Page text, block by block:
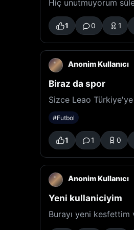
Hiç unutmuyorum
1 0 1
Anonim Kullanıcı
Biraz da spor
Sizce Leao
#Futbol
1 1 0
Anonim Kullanıcı
Yeni kullaniciyim
Burayı yeni